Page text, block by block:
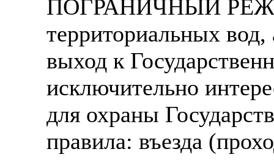
ПОГРАНИЧНЫЙ
территориальных
выход к
исключительно
для охраны
правила: въезда